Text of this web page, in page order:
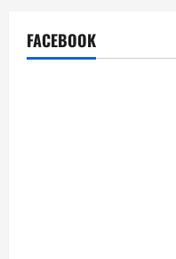
FACEBOOK